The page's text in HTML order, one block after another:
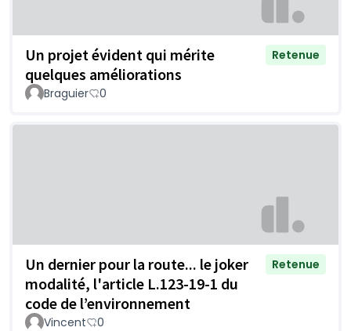
Un projet évident qui mérite
quelques améliorations
Retenue
Braguier 0
Un dernier pour la route... le joker
modalité, l'article L.123-19-1 du
code de l’environnement
Retenue
Vincent 0